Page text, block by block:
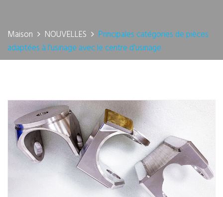
Maison NOUVELLES
Principales catégories de pièces
adaptées à l'usinage avec le centre d'usinage